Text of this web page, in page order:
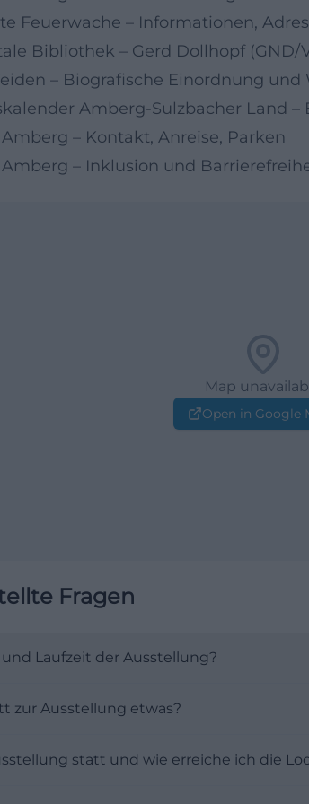
Feuerwache – Informationen,
Bibliothek – Gerd Dollhopf (GND/
– Biografische Einordnung und
Amberg-Sulzbacher Land –
– Kontakt, Anreise, Parken
– Inklusion und
Map
Open in Google
Fragen
Laufzeit der Ausstellung?
zur Ausstellung etwas?
statt und wie erreiche ich die